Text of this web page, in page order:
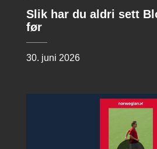
Slik har du aldri sett
før
30. juni 2026